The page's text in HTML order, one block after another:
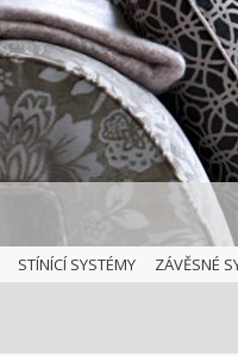
STÍNÍCÍ SYSTÉMY ZÁVĚSNÉ